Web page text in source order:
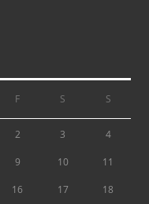
F S S
2 3 4
9 10 11
16 17 18